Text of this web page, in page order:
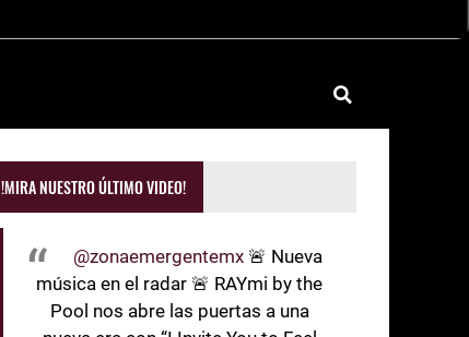
!MIRA NUESTRO ÚLTIMO VIDEO!
@zonaemergentemx 🚨 Nueva
música en el radar 🚨 RAYmi by the
Pool nos abre las puertas a una